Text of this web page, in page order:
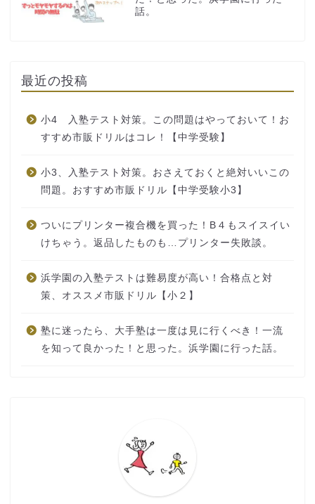
話。
最近の投稿
小4 入塾テスト対策。この問題はやっておいて！お
すすめ市販ドリルはコレ！【中学受験】
小3、入塾テスト対策。おさえておくと絶対いいこの
問題。おすすめ市販ドリル【中学受験小3】
ついにプリンター複合機を買った！B４もスイスイい
けちゃう。返品したものも…プリンター失敗談。
浜学園の入塾テストは難易度が高い！合格点と対
策、オススメ市販ドリル【小２】
塾に迷ったら、大手塾は一度は見に行くべき！一流
を知って良かった！と思った。浜学園に行った話。